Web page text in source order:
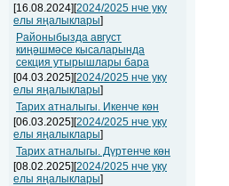
[16.08.2024][2024/2025 нче уку
елы яңалыклары]
Районыбызда август
киңәшмәсе кысаларында
секция утырышлары бара
[04.03.2025][2024/2025 нче уку
елы яңалыклары]
Тарих атналыгы. Икенче көн
[06.03.2025][2024/2025 нче уку
елы яңалыклары]
Тарих атналыгы. Дүртенче көн
[08.02.2025][2024/2025 нче уку
елы яңалыклары]